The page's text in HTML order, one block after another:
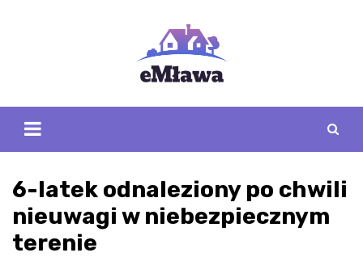
6-latek odnaleziony po chwili
nieuwagi w niebezpiecznym
terenie